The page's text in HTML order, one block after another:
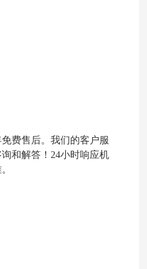
费售后。我们的客户服
和解答！24小时响应机